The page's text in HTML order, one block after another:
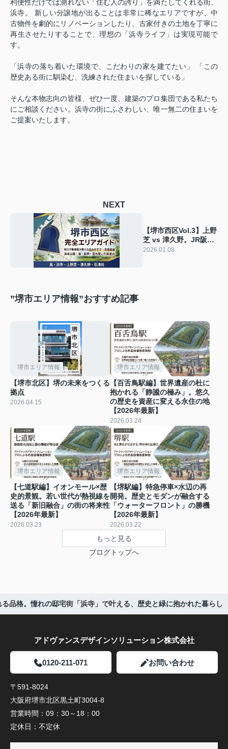
利便性だけでは測れない「住む人の誇り」を満たしてくれる街、
浜寺。 新しい分譲地が出ることは非常に稀なエリアですが、中
古物件を劇的にリノベーションしたり、古家付きの土地を丁寧に
再生させたりすることで、理想の「浜寺ライフ」は実現可能で
す。
「浜寺の落ち着いた環境で、こだわりの家を建てたい」 「この
歴史ある街に馴染む、洗練された住まいを探している」
そんな本物志向の皆様、ぜひ一度、建築のプロ集団である私たち
にご相談ください。浜寺の街にふさわしい、唯一無二の住まいを
ご提案いたします。
NEXT
【堺市西区Vol.3】上野
芝 vs 津久野。JR阪和
線沿線で住むならどっ
2026.01.08
”堺市エリア情報”おすすめ記事
堺市エリア情報
【堺市北区】堺の未来をつくる
拠点
2026.04.15
堺市エリア情報
【百舌鳥駅編】世界遺産の杜に
抱かれる「静謐の極み」。悠久
の歴史を資産に変える永住の地
【2026年最新】
2026.03.24
堺市エリア情報
【七道駅編】イオンモール×歴
史的景観。若い世代が熱視線を
送る「新旧融合」の街の将来性
【2026年最新】
2026.03.23
堺市エリア情報
【堺駅編】特急停車×水辺の再
開発。歴史とモダンが融合する
「ウォーターフロント」の勝機
【2026年最新】
2026.03.22
もっと見る
ブログトップへ
品格。憧れの邸宅街「浜寺」で叶える、歴史と緑に抱かれた暮らし
アドヴァンスデザインソリューション株式会社
0120-211-071 お問い合わせ
〒591-8024
大阪府堺市北区黒土町3004-8
営業時間： 09：30～18：00
定休日： 不定休